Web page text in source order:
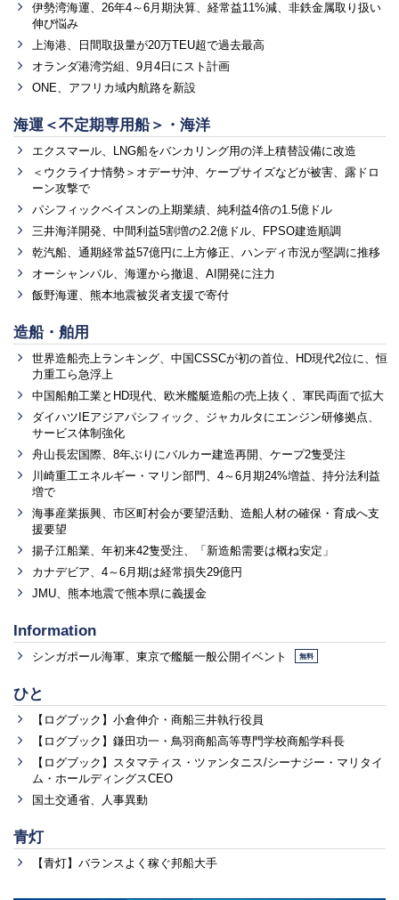
伊勢湾海運、26年4～6月期決算、経常益11%減、非鉄金属取り扱い
伸び悩み
上海港、日間取扱量が20万TEU超で過去最高
オランダ港湾労組、9月4日にスト計画
ONE、アフリカ域内航路を新設
海運＜不定期専用船＞・海洋
エクスマール、LNG船をバンカリング用の洋上積替設備に改造
＜ウクライナ情勢＞オデーサ沖、ケープサイズなどが被害、露ドロ
ーン攻撃で
パシフィックベイスンの上期業績、純利益4倍の1.5億ドル
三井海洋開発、中間利益5割増の2.2億ドル、FPSO建造順調
乾汽船、通期経常益57億円に上方修正、ハンディ市況が堅調に推移
オーシャンパル、海運から撤退、AI開発に注力
飯野海運、熊本地震被災者支援で寄付
造船・舶用
世界造船売上ランキング、中国CSSCが初の首位、HD現代2位に、恒
力重工ら急浮上
中国船舶工業とHD現代、欧米艦艇造船の売上抜く、軍民両面で拡大
ダイハツIEアジアパシフィック、ジャカルタにエンジン研修拠点、
サービス体制強化
舟山長宏国際、8年ぶりにバルカー建造再開、ケープ2隻受注
川崎重工エネルギー・マリン部門、4～6月期24%増益、持分法利益
増で
海事産業振興、市区町村会が要望活動、造船人材の確保・育成へ支
援要望
揚子江船業、年初来42隻受注、「新造船需要は概ね安定」
カナデビア、4～6月期は経常損失29億円
JMU、熊本地震で熊本県に義援金
Information
シンガポール海軍、東京で艦艇一般公開イベント 無料
ひと
【ログブック】小倉伸介・商船三井執行役員
【ログブック】鎌田功一・鳥羽商船高等専門学校商船学科長
【ログブック】スタマティス・ツァンタニス/シーナジー・マリタイ
ム・ホールディングスCEO
国土交通省、人事異動
青灯
【青灯】バランスよく稼ぐ邦船大手